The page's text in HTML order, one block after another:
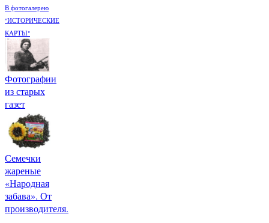
В фотогалерею
"ИСТОРИЧЕСКИЕ
КАРТЫ"
Фотографии
из старых
газет
Семечки
жареные
«Народная
забава». От
производителя.